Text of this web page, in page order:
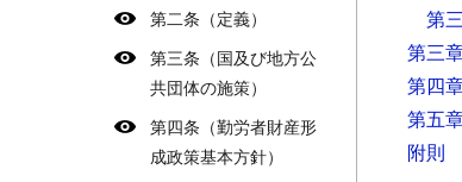
第二条（定義）
第三条（国及び地方公
共団体の施策）
第四条（勤労者財産形
成政策基本方針）
第
第三
第四
第五
附則